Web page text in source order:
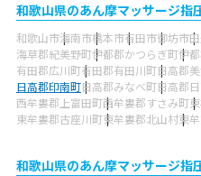
和歌山県のあん摩マッサージ指
和歌山市海南市橋本市有田市御坊市
海草郡紀美野町伊都郡かつらぎ町伊
有田郡広川町有田郡有田川町日高郡
日高郡印南町日高郡みなべ町日高郡
西牟婁郡上富田町西牟婁郡すさみ町
東牟婁郡古座川町東牟婁郡北山村東
和歌山県のあん摩マッサージ指